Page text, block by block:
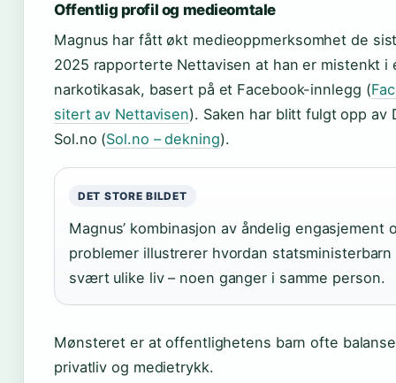
Offentlig profil og medieomtale
Magnus har fått økt medieoppmerksomhet de
2025 rapporterte Nettavisen at han er mistenkt i
narkotikasak, basert på et Facebook-innlegg (
sitert av Nettavisen). Saken har blitt fulgt opp av
Sol.no (Sol.no – dekning).
DET STORE BILDET
Magnus’ kombinasjon av åndelig engasjement
problemer illustrerer hvordan statsministerbarn
svært ulike liv – noen ganger i samme person.
Mønsteret er at offentlighetens barn ofte
privatliv og medietrykk.